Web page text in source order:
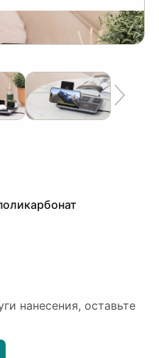
нанесения, оставьте